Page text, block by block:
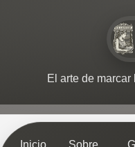
El arte de
Inicio
Sobre